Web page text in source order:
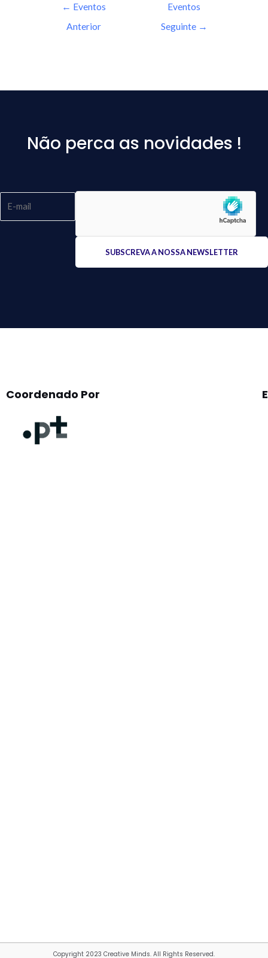
← Eventos
Anterior
Eventos
Seguinte →
Não perca as novidades !
Coordenado Por
Copyright 2023 Creative Minds. All Rights Reserved.